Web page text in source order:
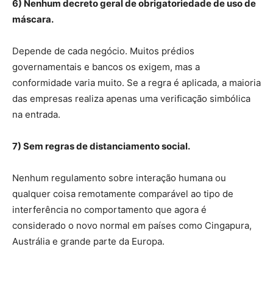
6) Nenhum decreto geral de obrigatoriedade de uso de
máscara.
Depende de cada negócio. Muitos prédios
governamentais e bancos os exigem, mas a
conformidade varia muito. Se a regra é aplicada, a maioria
das empresas realiza apenas uma verificação simbólica
na entrada.
7) Sem regras de distanciamento social.
Nenhum regulamento sobre interação humana ou
qualquer coisa remotamente comparável ao tipo de
interferência no comportamento que agora é
considerado o novo normal em países como Cingapura,
Austrália e grande parte da Europa.